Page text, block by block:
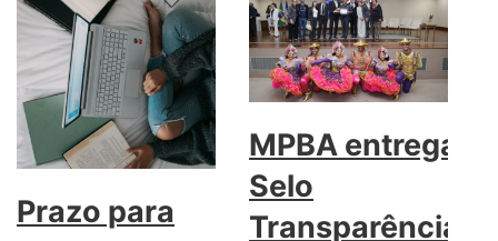
Prazo para
MPBA entrega
Selo
Transparência